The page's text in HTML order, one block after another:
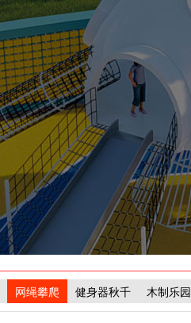
市政文旅产品
景区公园产品
室内商城产品
非标定制产品
网绳攀爬 健身器秋千 木制乐园